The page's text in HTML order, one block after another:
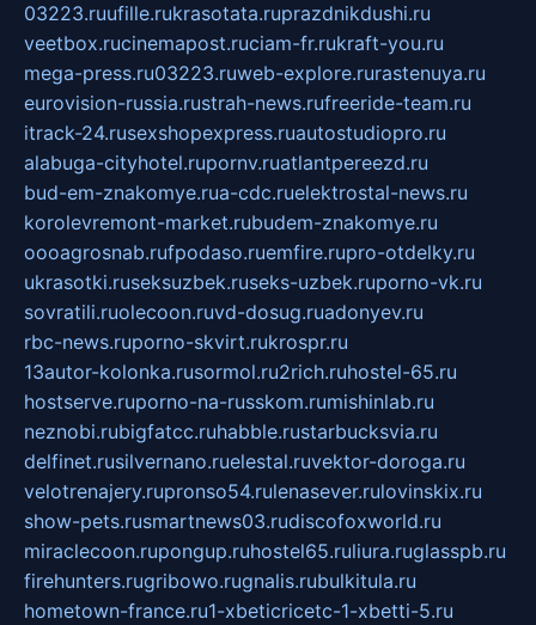
03223.ruufille.rukrasotata.ruprazdnikdushi.ru
veetbox.rucinemapost.ruciam-fr.rukraft-you.ru
mega-press.ru03223.ruweb-explore.rurastenuya.ru
eurovision-russia.rustrah-news.rufreeride-team.ru
itrack-24.rusexshopexpress.ruautostudiopro.ru
alabuga-cityhotel.rupornv.ruatlantpereezd.ru
bud-em-znakomye.rua-cdc.ruelektrostal-news.ru
korolevremont-market.rubudem-znakomye.ru
oooagrosnab.rufpodaso.ruemfire.rupro-otdelky.ru
ukrasotki.ruseksuzbek.ruseks-uzbek.ruporno-vk.ru
sovratili.ruolecoon.ruvd-dosug.ruadonyev.ru
rbc-news.ruporno-skvirt.rukrospr.ru
13autor-kolonka.rusormol.ru2rich.ruhostel-65.ru
hostserve.ruporno-na-russkom.rumishinlab.ru
neznobi.rubigfatcc.ruhabble.rustarbucksvia.ru
delfinet.rusilvernano.ruelestal.ruvektor-doroga.ru
velotrenajery.rupronso54.rulenasever.rulovinskix.ru
show-pets.rusmartnews03.rudiscofoxworld.ru
miraclecoon.rupongup.ruhostel65.ruliura.ruglasspb.ru
firehunters.rugribowo.rugnalis.rubulkitula.ru
hometown-france.ru1-xbeticricetc-1-xbetti-5.ru